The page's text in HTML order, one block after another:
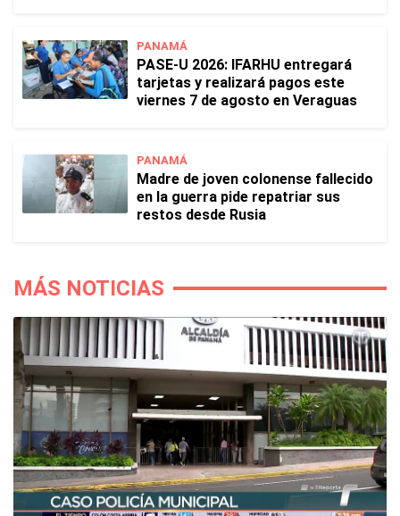
PANAMÁ
PASE-U 2026: IFARHU entregará
tarjetas y realizará pagos este
viernes 7 de agosto en Veraguas
PANAMÁ
Madre de joven colonense fallecido
en la guerra pide repatriar sus
restos desde Rusia
MÁS NOTICIAS